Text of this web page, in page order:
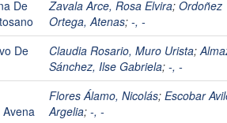
De
Zavala Arce, Rosa Elvira; Ordoñez
Ortega, Atenas; -, -
De
Claudia Rosario, Muro Urista;
Sánchez, Ilse Gabriela; -, -
Flores Álamo, Nicolás; Escobar
Argelia; -, -